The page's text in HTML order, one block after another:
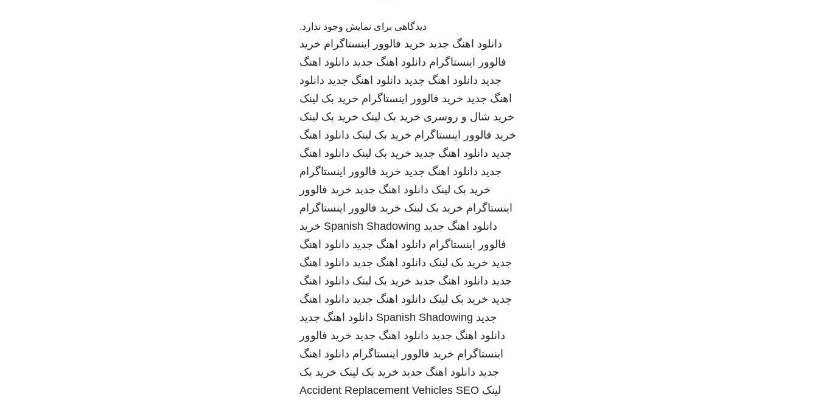
دیدگاهی برای نمایش وجود ندارد.
دانلود اهنگ جدید خرید فالوور اینستاگرام خرید
فالوور اینستاگرام دانلود اهنگ جدید دانلود اهنگ
جدید دانلود اهنگ جدید دانلود اهنگ جدید دانلود
اهنگ جدید خرید فالوور اینستاگرام خرید بک لینک
خرید شال و روسری خرید بک لینک خرید بک لینک
خرید فالوور اینستاگرام خرید بک لینک دانلود اهنگ
جدید دانلود اهنگ جدید خرید بک لینک دانلود اهنگ
جدید دانلود اهنگ جدید خرید فالوور اینستاگرام
خرید بک لینک دانلود اهنگ جدید خرید فالوور
اینستاگرام خرید بک لینک خرید فالوور اینستاگرام
دانلود اهنگ جدید Spanish Shadowing خرید
فالوور اینستاگرام دانلود اهنگ جدید دانلود اهنگ
جدید خرید بک لینک دانلود اهنگ جدید دانلود اهنگ
جدید دانلود اهنگ جدید خرید بک لینک دانلود اهنگ
جدید خرید بک لینک دانلود اهنگ جدید دانلود اهنگ
جدید Spanish Shadowing دانلود اهنگ جدید
دانلود اهنگ جدید دانلود اهنگ جدید خرید فالوور
اینستاگرام خرید فالوور اینستاگرام دانلود اهنگ
جدید دانلود اهنگ جدید خرید بک لینک خرید بک
لینک
Accident Replacement Vehicles SEO